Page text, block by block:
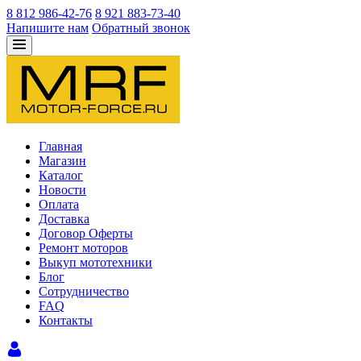
8 812 986-42-76 8 921 883-73-40
Напишите нам Обратный звонок
Главная
Магазин
Каталог
Новости
Оплата
Доставка
Договор Оферты
Ремонт моторов
Выкуп мототехники
Блог
Сотрудничество
FAQ
Контакты